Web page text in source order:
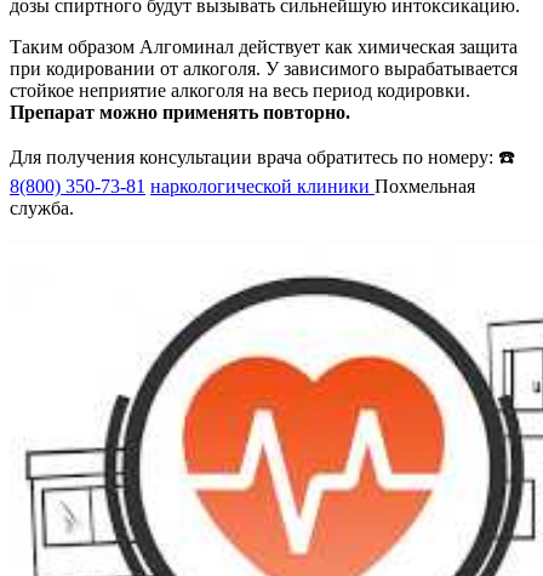
дозы спиртного будут вызывать сильнейшую интоксикацию.
Таким образом Алгоминал действует как химическая защита
при кодировании от алкоголя. У зависимого вырабатывается
стойкое неприятие алкоголя на весь период кодировки.
Препарат можно применять повторно.
Для получения консультации врача обратитесь по номеру: ☎️
8(800) 350-73-81 наркологической клиники Похмельная
служба.